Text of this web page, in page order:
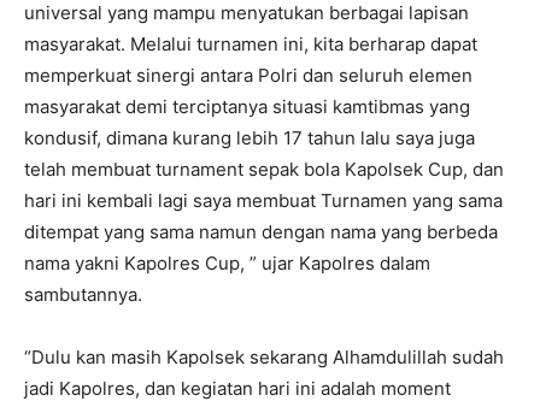
universal yang mampu menyatukan berbagai lapisan
masyarakat. Melalui turnamen ini, kita berharap dapat
memperkuat sinergi antara Polri dan seluruh elemen
masyarakat demi terciptanya situasi kamtibmas yang
kondusif, dimana kurang lebih 17 tahun lalu saya juga
telah membuat turnament sepak bola Kapolsek Cup, dan
hari ini kembali lagi saya membuat Turnamen yang sama
ditempat yang sama namun dengan nama yang berbeda
nama yakni Kapolres Cup, ” ujar Kapolres dalam
sambutannya.
“Dulu kan masih Kapolsek sekarang Alhamdulillah sudah
jadi Kapolres, dan kegiatan hari ini adalah moment